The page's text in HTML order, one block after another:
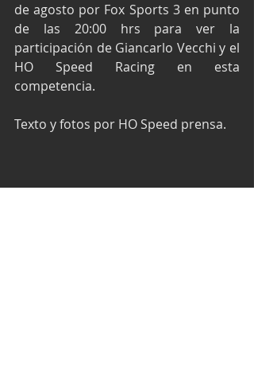
de agosto por Fox Sports 3 en punto
de las 20:00 hrs para ver la
participación de Giancarlo Vecchi y el
HO Speed Racing en esta
competencia.
Texto y fotos por HO Speed prensa.